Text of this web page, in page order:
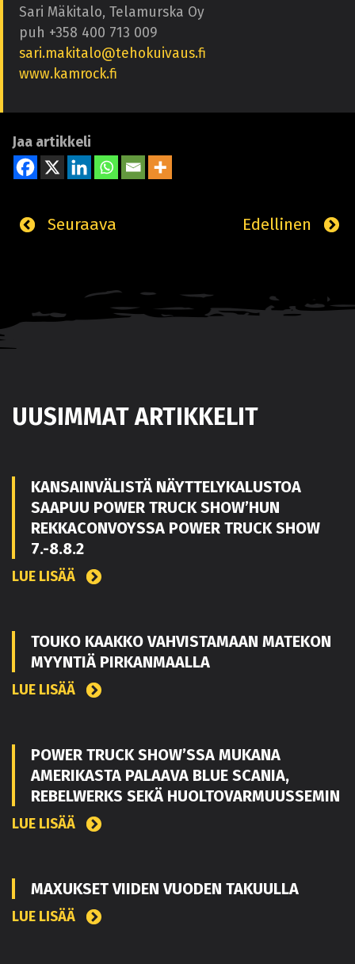
Sari Mäkitalo, Telamurska Oy
puh +358 400 713 009
sari.makitalo@tehokuivaus.fi
www.kamrock.fi
Jaa artikkeli
Edellinen
Seuraava
UUSIMMAT ARTIKKELIT
KANSAINVÄLISTÄ NÄYTTELYKALUSTOA
SAAPUU POWER TRUCK SHOW’HUN
REKKACONVOYSSA POWER TRUCK SHOW
7.-8.8.2
LUE LISÄÄ
TOUKO KAAKKO VAHVISTAMAAN MATEKON
MYYNTIÄ PIRKANMAALLA
LUE LISÄÄ
POWER TRUCK SHOW’SSA MUKANA
AMERIKASTA PALAAVA BLUE SCANIA,
REBELWERKS SEKÄ HUOLTOVARMUUSSEMIN
LUE LISÄÄ
MAXUKSET VIIDEN VUODEN TAKUULLA
LUE LISÄÄ